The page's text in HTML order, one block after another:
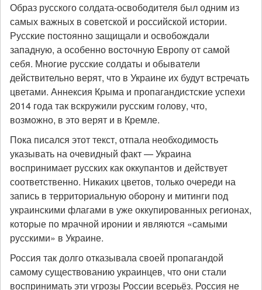
Образ русского солдата-освободителя был одним из
самых важных в советской и российской истории.
Русские постоянно защищали и освобождали
западную, а особенно восточную Европу от самой
себя. Многие русские солдаты и обыватели
действительно верят, что в Украине их будут встречать
цветами. Аннексия Крыма и пропагандистские успехи
2014 года так вскружили русским голову, что,
возможно, в это верят и в Кремле.
Пока писался этот текст, отпала необходимость
указывать на очевидный факт — Украина
воспринимает русских как оккупантов и действует
соответственно. Никаких цветов, только очереди на
запись в территориальную оборону и митинги под
украинскими флагами в уже оккупированных регионах,
которые по мрачной иронии и являются «самыми
русскими» в Украине.
Россия так долго отказывала своей пропагандой
самому существованию украинцев, что они стали
воспринимать эти угрозы России всерьёз. Россия не